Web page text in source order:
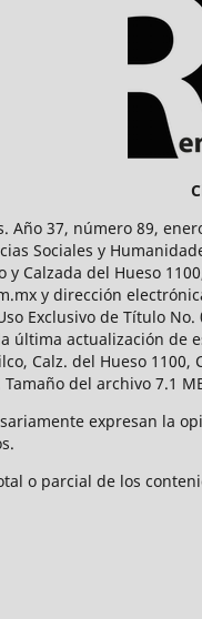
Año 37, número 89,
Sociales y
Calzada del Hueso
y dirección
Exclusivo de Título
última actualización de
Calz. del Hueso
del archivo 7.1
expresan la
o parcial de los